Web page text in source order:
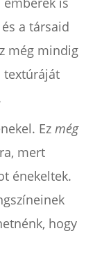
a társaid
még mindig
textúráját
Ez még
mert
énekeltek.
hogy